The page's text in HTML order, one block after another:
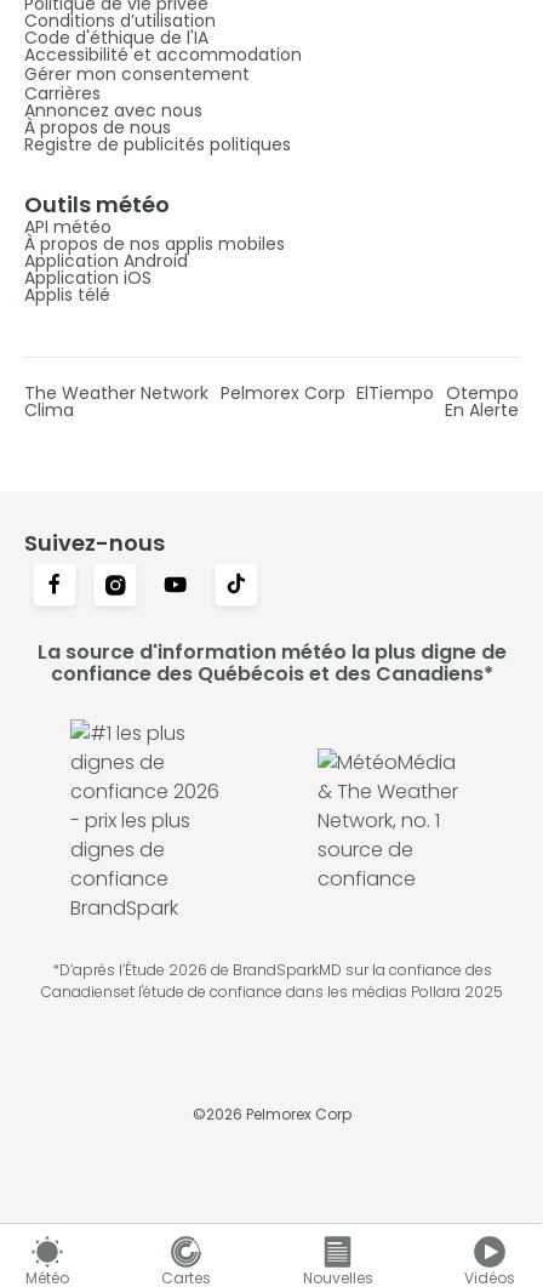
Météo Cartes Nouvelles Vidéos
Conditions d’utilisation
Code d'éthique de l'IA
Accessibilité et accommodation
Gérer mon consentement
Carrières
Annoncez avec nous
À propos de nous
Registre de publicités politiques
Outils météo
API météo
À propos de nos applis mobiles
Application Android
Application iOS
Applis télé
The Weather Network Pelmorex Corp ElTiempo Otempo
Clima En Alerte
Suivez-nous
La source d'information météo la plus digne de
confiance des Québécois et des Canadiens*
*D’après l’Étude 2026 de BrandSparkMD sur la confiance des
Canadienset l'étude de confiance dans les médias Pollara 2025
©2026 Pelmorex Corp